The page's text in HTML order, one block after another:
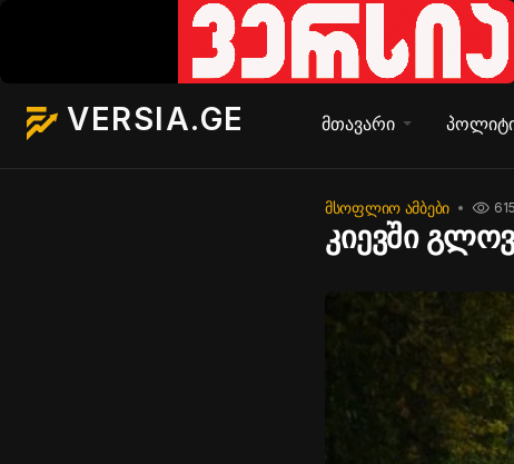
VERSIA.GE მთავარი
ᲛᲡᲝᲤᲚᲘᲝ ᲐᲛᲑᲔᲑᲘ 615
კიევში